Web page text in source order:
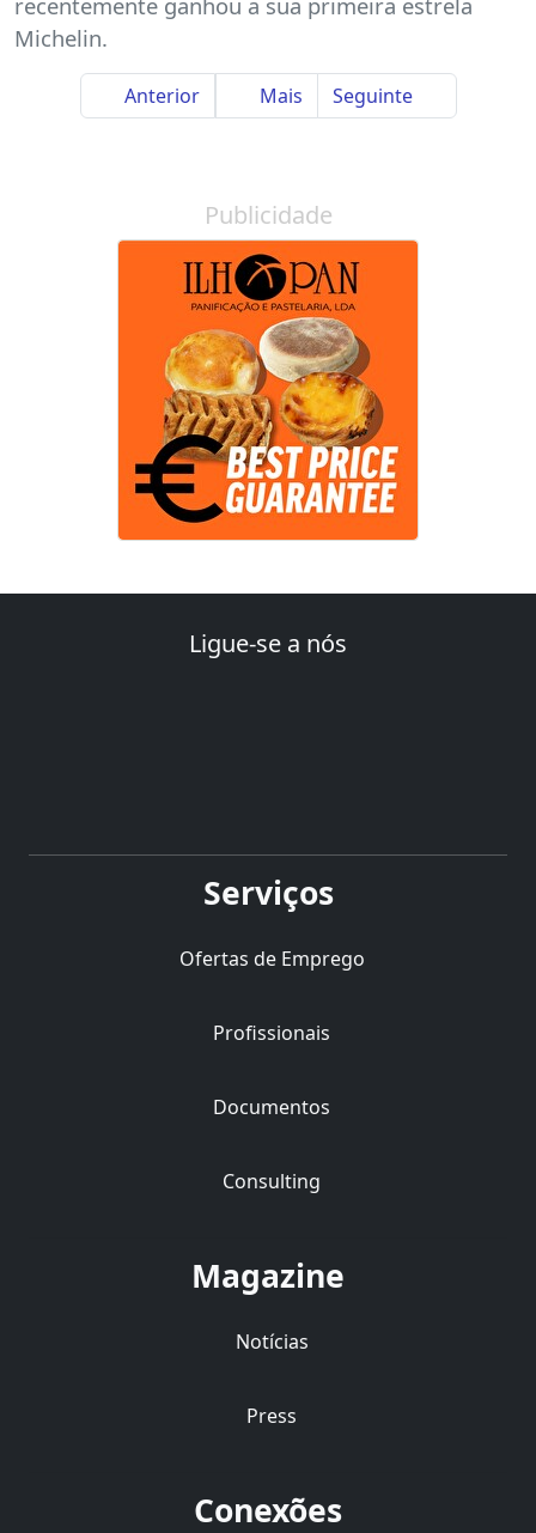
Michelin.
Anterior Mais Seguinte
Publicidade
Ligue-se a nós
Serviços
Ofertas de Emprego
Profissionais
Documentos
Consulting
Magazine
Notícias
Press
Conexões